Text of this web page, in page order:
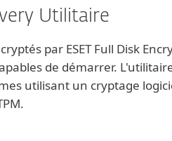
Utilitaire
par ESET Full Disk
de démarrer.
utilisant un cryptage